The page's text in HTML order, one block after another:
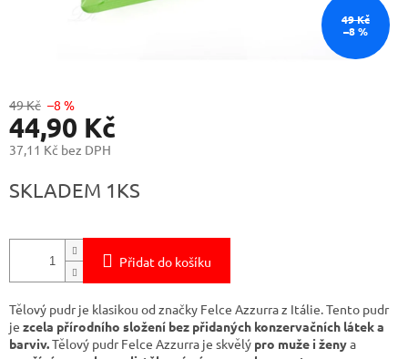
49 Kč
–8 %
49 Kč –8 %
44,90 Kč
37,11 Kč bez DPH
cena:
SKLADEM 1KS
Přidat do košíku
Tělový pudr je klasikou od značky Felce Azzurra z Itálie. Tento pudr
je zcela přírodního složení bez přidaných konzervačních látek a
barviv.Tělový pudr Felce Azzurra je skvělý pro muže i ženya